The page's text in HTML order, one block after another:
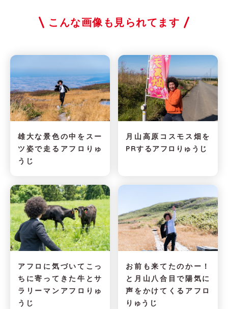
こんな画像も見られてます
雄大な景色の中をスー
ツ姿で走るアフロりゅ
うじ
月山高原コスモス畑を
PRするアフロりゅうじ
アフロに気づいてこっ
ちに寄ってきた牛とサ
ラリーマンアフロりゅ
うじ
お前も来てたのかー！
と月山八合目で陽気に
声をかけてくるアフロ
りゅうじ